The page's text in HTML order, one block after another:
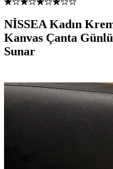
NİSSEA Kadın
Kanvas Çanta
Sunar